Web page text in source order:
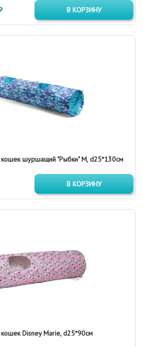
В КОРЗИНУ
кошек шуршащий "Рыбки" M, d25*130см
В КОРЗИНУ
Disney Marie, d25*90см